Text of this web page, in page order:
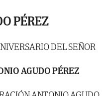
PÉREZ
DEL SEÑOR
AGUDO PÉREZ